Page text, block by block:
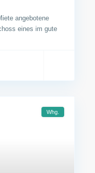
angebotene
eines im gute
Whg.